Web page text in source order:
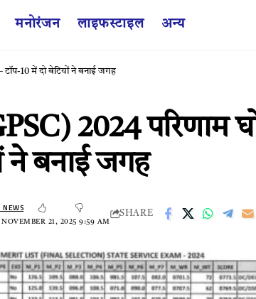
मनोरंजन लाइफस्टाइल अन्य
10 में दो बेटियों ने बनाई जगह
2024 परिणाम
ने बनाई जगह
21, 2025 9:59 AM
NEWS
SHARE